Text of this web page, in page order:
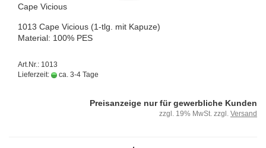
Cape Vi­cious
1013 Cape Vi­cious (1-tlg. mit Ka­pu­ze)
Ma­te­ri­al: 100% PES
Art.Nr.: 1013
Lieferzeit:
ca. 3-4 Tage
Preisanzeige nur für gewerbliche Kunden
zzgl. 19% MwSt. zzgl. Versand